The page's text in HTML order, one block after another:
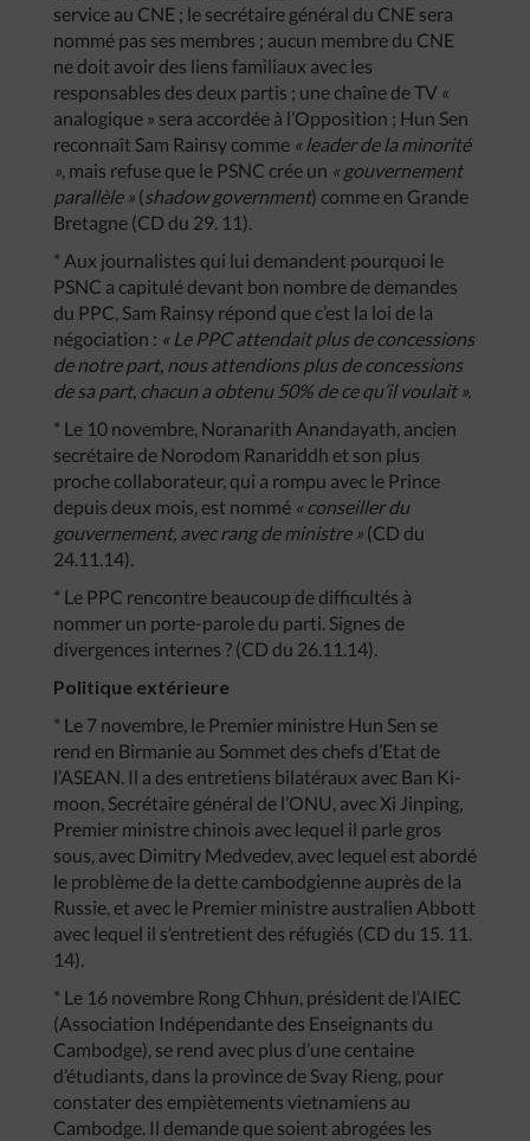
service au CNE ; le secrétaire général du CNE sera
nommé pas ses membres ; aucun membre du CNE
ne doit avoir des liens familiaux avec les
responsables des deux partis ; une chaîne de TV «
analogique » sera accordée à l’Opposition ; Hun Sen
reconnaît Sam Rainsy comme « leader de la minorité
», mais refuse que le PSNC crée un « gouvernement
parallèle » (shadow government) comme en Grande
Bretagne (CD du 29. 11).
* Aux journalistes qui lui demandent pourquoi le
PSNC a capitulé devant bon nombre de demandes
du PPC, Sam Rainsy répond que c’est la loi de la
négociation : « Le PPC attendait plus de concessions
de notre part, nous attendions plus de concessions
de sa part, chacun a obtenu 50% de ce qu’il voulait ».
* Le 10 novembre, Noranarith Anandayath, ancien
secrétaire de Norodom Ranariddh et son plus
proche collaborateur, qui a rompu avec le Prince
depuis deux mois, est nommé « conseiller du
gouvernement, avec rang de ministre » (CD du
24.11.14).
* Le PPC rencontre beaucoup de difficultés à
nommer un porte-parole du parti. Signes de
divergences internes ? (CD du 26.11.14).
Politique extérieure
* Le 7 novembre, le Premier ministre Hun Sen se
rend en Birmanie au Sommet des chefs d’Etat de
l’ASEAN. Il a des entretiens bilatéraux avec Ban Ki-
moon, Secrétaire général de l’ONU, avec Xi Jinping,
Premier ministre chinois avec lequel il parle gros
sous, avec Dimitry Medvedev, avec lequel est abordé
le problème de la dette cambodgienne auprès de la
Russie, et avec le Premier ministre australien Abbott
avec lequel il s’entretient des réfugiés (CD du 15. 11.
14).
* Le 16 novembre Rong Chhun, président de l’AIEC
(Association Indépendante des Enseignants du
Cambodge), se rend avec plus d’une centaine
d’étudiants, dans la province de Svay Rieng, pour
constater des empiètements vietnamiens au
Cambodge. Il demande que soient abrogées les